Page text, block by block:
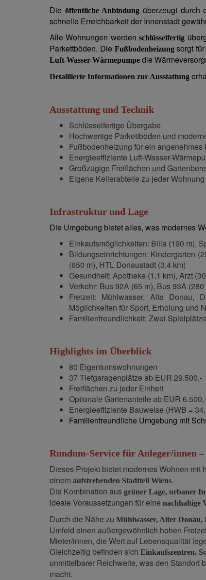
Die öffentliche Anbindung überzeugt durch
schnelle Erreichbarkeit der Innenstadt
Alle Wohnungen werdenschlüsselfertig
Parkettböden. Die Fußbodenheizungsorgt
Luft-Wasser-Wärmepumpe die
Detaillierte Informationen zur Ausstattung
Ausstattung und Technik
Schlüsselfertige Übergabe
Hochwertige Parkettböden und
Fußbodenheizung für ein angenehmes
Energieeffiziente Luft-Wasser-
Großzügige Freiflächen und
Eigene Kellerabteile zu jeder Wohnung
Infrastruktur und Lage
Die Umgebung bietet alles, was modernes
Einkaufsmöglichkeiten: Billa (190 m),
Bildungseinrichtungen: Kindergarten
(650 m), HTL Donaustadt (3,4 km)
Gesundheit: Apotheke (1,1 km), Arzt
Verkehr: Bus 92A (65 m), Bus 93A
Freizeit: Mühlwasser, Alte Donau,
Möglichkeiten für Sport, Erholung und
Familienfreundlichkeit: Zwei
Highlights im Überblick
80 Eigentumswohnungen
37 Tiefgaragenplätze ab EUR 29.500,-
Freiflächen zu jeder Einheit
Optionale Gartenanteile ab EUR 6.500,-
Energieeffiziente Bauweise (HWB =
Familienfreundliche Umgebung mit
Rundum-Service für Anleger/innen
Dieses Projekt bietet modernes Wohnen mit
einem aufstrebenden Stadtteil Wiens.
Die Kombination aus grüner Lage, urbaner
ideale Voraussetzungen für eine nachhaltige
Durch die Nähe zu Mühlwasser, Alter Donau,
Umfeld einen außergewöhnlich hohen
Mieter/innen, die Wert auf Lebensqualität
Gleichzeitig befinden sich Einkaufszentren,
unmittelbarer Reichweite, was den Standort
macht.